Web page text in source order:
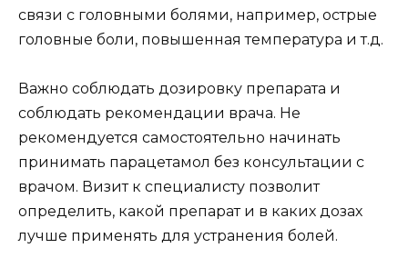
связи с головными болями, например, острые
головные боли, повышенная температура и т.д.
Важно соблюдать дозировку препарата и
соблюдать рекомендации врача. Не
рекомендуется самостоятельно начинать
принимать парацетамол без консультации с
врачом. Визит к специалисту позволит
определить, какой препарат и в каких дозах
лучше применять для устранения болей.